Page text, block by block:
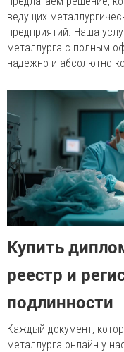
ведущих
предприятий. Наша
металлурга с полным
надежно и абсолютно
Купить
реестр и
подлинности
Каждый документ,
металлурга онлайн у